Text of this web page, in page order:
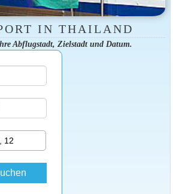
IN THAILAND
Abflugstadt, Zielstadt und Datum.
12